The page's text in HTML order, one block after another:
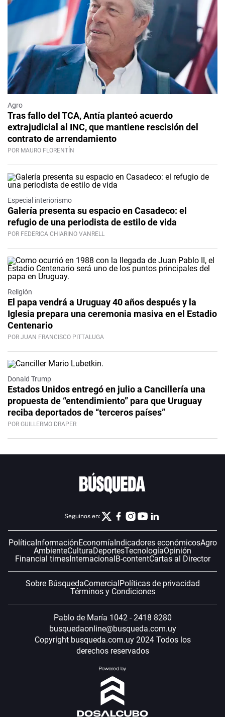
Agro
Tras fallo del TCA, Antía planteó acuerdo
extrajudicial al INC, que mantiene rescisión del
contrato de arrendamiento
POR MAURO FLORENTÍN
Especial interiorismo
Galería presenta su espacio en Casadeco: el
refugio de una periodista de estilo de vida
POR FEDERICA CHIARINO VANRELL
Religión
El papa vendrá a Uruguay 40 años después y la
Iglesia prepara una ceremonia masiva en el Estadio
Centenario
POR JUAN FRANCISCO PITTALUGA
Donald Trump
Estados Unidos entregó en julio a Cancillería una
propuesta de “entendimiento” para que Uruguay
reciba deportados de “terceros países”
POR GUILLERMO DRAPER
Seguinos en:
PolíticaInformaciónEconomíaIndicadores económicosAgro
AmbienteCulturaDeportesTecnologíaOpinión
Financial timesInternacionalB-contentCartas al Director
Sobre BúsquedaComercialPolíticas de privacidad
Términos y Condiciones
Pablo de María 1042 - 2418 8280
busquedaonline@busqueda.com.uy
Copyright busqueda.com.uy 2024 Todos los
derechos reservados